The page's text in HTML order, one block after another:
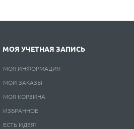
МОЯ УЧЕТНАЯ ЗАПИСЬ
МОЯ ИНФОРМАЦИЯ
МОИ ЗАКАЗЫ
МОЯ КОРЗИНА
ИЗБРАННОЕ
ЕСТЬ ИДЕЯ?